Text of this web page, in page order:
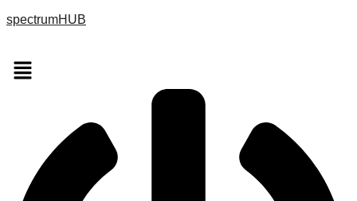
spectrumHUB
Menu